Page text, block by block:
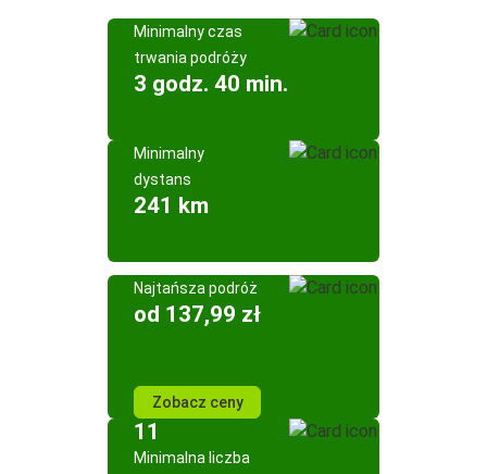
Minimalny czas
trwania podróży
3 godz. 40 min.
Minimalny
dystans
241 km
Najtańsza podróż
od 137,99 zł
Zobacz ceny
11
Minimalna liczba